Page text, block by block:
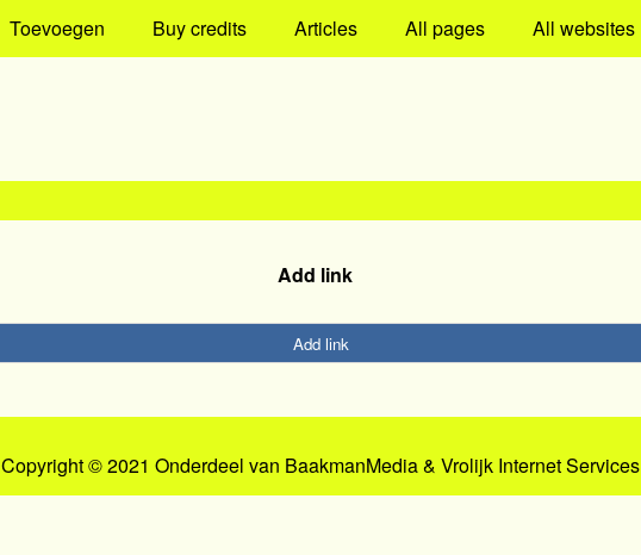
Toevoegen Buy credits Articles All pages All websites
Add link
Add link
Copyright © 2021 Onderdeel van BaakmanMedia& Vrolijk Internet Services